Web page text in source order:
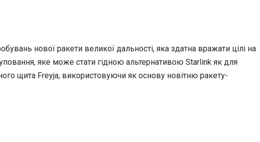
нової ракети великої дальності, яка здатна вражати цілі на
яке може стати гідною альтернативою Starlink як для
щита Freyja, використовуючи як основу новітню ракету-